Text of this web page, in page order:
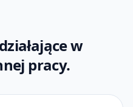
w
pracy.